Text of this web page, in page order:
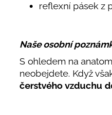
reflexní pásek z
Naše osobní
S ohledem na
neobejdete. Když
čerstvého vzduchu